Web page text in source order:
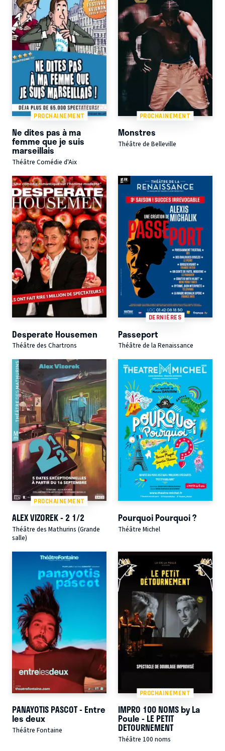
PROCHAINEMENT
Ne dites pas à ma
femme que je suis
marseillais
Théâtre Comédie d'Aix
PROCHAINEMENT
Monstres
Théâtre de Belleville
Desperate Housemen
Théâtre des Chartrons
DERNIÈRES
Passeport
Théâtre de la Renaissance
PROCHAINEMENT
ALEX VIZOREK - 2 1/2
Théâtre des Mathurins (Grande
salle)
Pourquoi Pourquoi ?
Théâtre Michel
PANAYOTIS PASCOT - Entre
les deux
Théâtre Fontaine
PROCHAINEMENT
IMPRO 100 NOMS by La
Poule - LE PETIT
DETOURNEMENT
Théâtre 100 noms